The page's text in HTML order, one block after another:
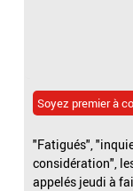
Soyez premier à
"Fatigués",
considération",
appelés jeudi à